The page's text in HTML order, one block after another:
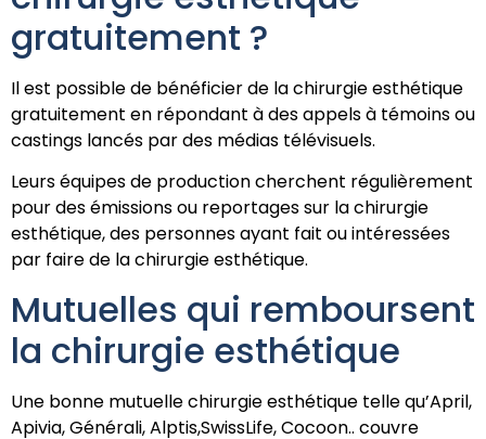
gratuitement ?
Il est possible de bénéficier de la chirurgie esthétique
gratuitement en répondant à des appels à témoins ou
castings lancés par des médias télévisuels.
Leurs équipes de production cherchent régulièrement
pour des émissions ou reportages sur la chirurgie
esthétique, des personnes ayant fait ou intéressées
par faire de la chirurgie esthétique.
Mutuelles qui remboursent
la chirurgie esthétique
Une bonne mutuelle chirurgie esthétique telle qu’April,
Apivia, Générali, Alptis,SwissLife, Cocoon.. couvre